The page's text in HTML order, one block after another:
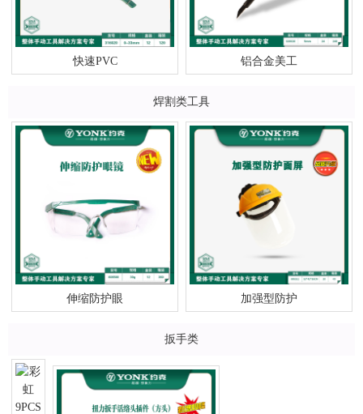
快速PVC 铝合金美工
焊割类工具
伸缩防护眼 加强型防护
扳手类